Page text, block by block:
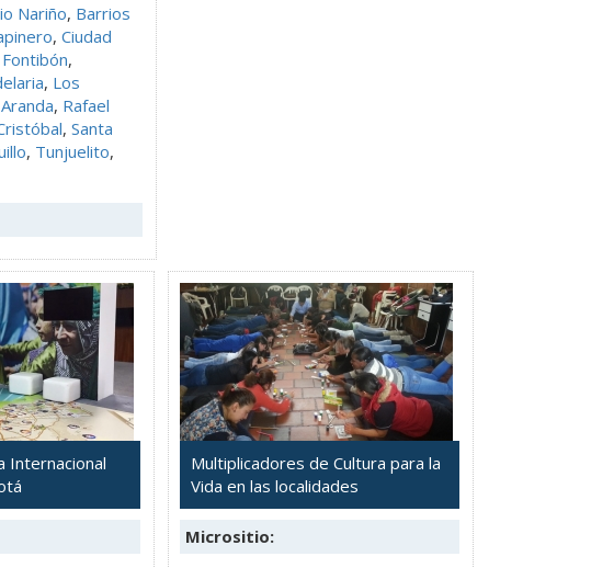
Nariño, Barrios
, Ciudad
Fontibón,
, Los
, Rafael
, Santa
, Tunjuelito,
Internacional
Multiplicadores de Cultura para la
Vida en las localidades
Micrositio: